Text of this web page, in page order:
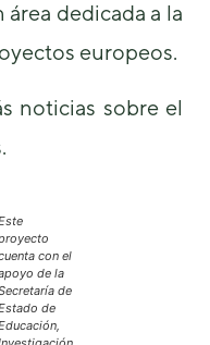
dedicada a la
europeos.
noticias sobre el
con el
de la
de
de